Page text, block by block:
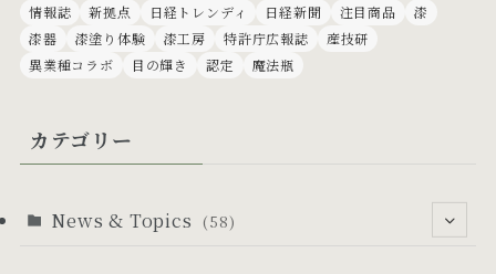
情報誌
新拠点 日経トレンディ 日経新聞 注目商品
漆
漆器
漆塗り体験 漆工房 特許庁広報誌
産技研
異業種コラボ
目の輝き 認定 魔法瓶
カテゴリー
News & Topics (58)